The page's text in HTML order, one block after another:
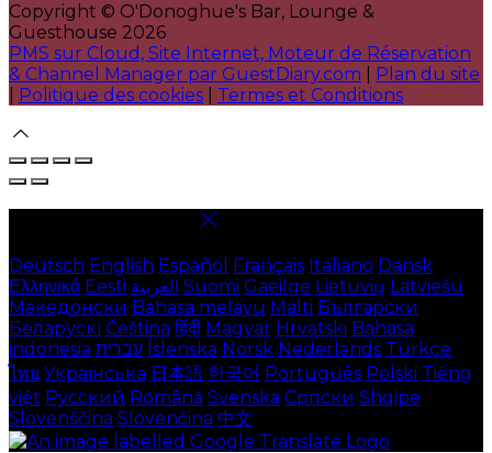
Copyright © O'Donoghue's Bar, Lounge &
Guesthouse 2026
PMS sur Cloud, Site Internet, Moteur de Réservation
& Channel Manager par GuestDiary.com
Plan du site
Politique des cookies Termes et Conditions
Deutsch English Español Français Italiano Dansk
Ελληνικά Eesti العربية Suomi Gaeilge Lietuvių Latviešu
Македонски Bahasa melayu Malti Български
Беларускі Čeština हिंदी Magyar Hrvatski Bahasa
indonesia עברית Íslenska Norsk Nederlands Türkçe
ไทย Українська 日本語 한국어 Português Polski Tiếng
việt Русский Română Svenska Српски Shqipe
Slovenščina Slovenčina 中文